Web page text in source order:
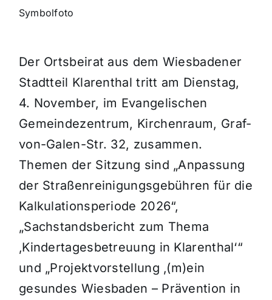
Gewinnspiele
Symbolfoto
Der Ortsbeirat aus dem Wiesbadener
Stadtteil Klarenthal tritt am Dienstag,
4. November, im Evangelischen
Gemeindezentrum, Kirchenraum, Graf-
von-Galen-Str. 32, zusammen.
Themen der Sitzung sind „Anpassung
der Straßenreinigungsgebühren für die
Kalkulationsperiode 2026“,
„Sachstandsbericht zum Thema
‚Kindertagesbetreuung in Klarenthal‘“
und „Projektvorstellung ‚(m)ein
gesundes Wiesbaden – Prävention in